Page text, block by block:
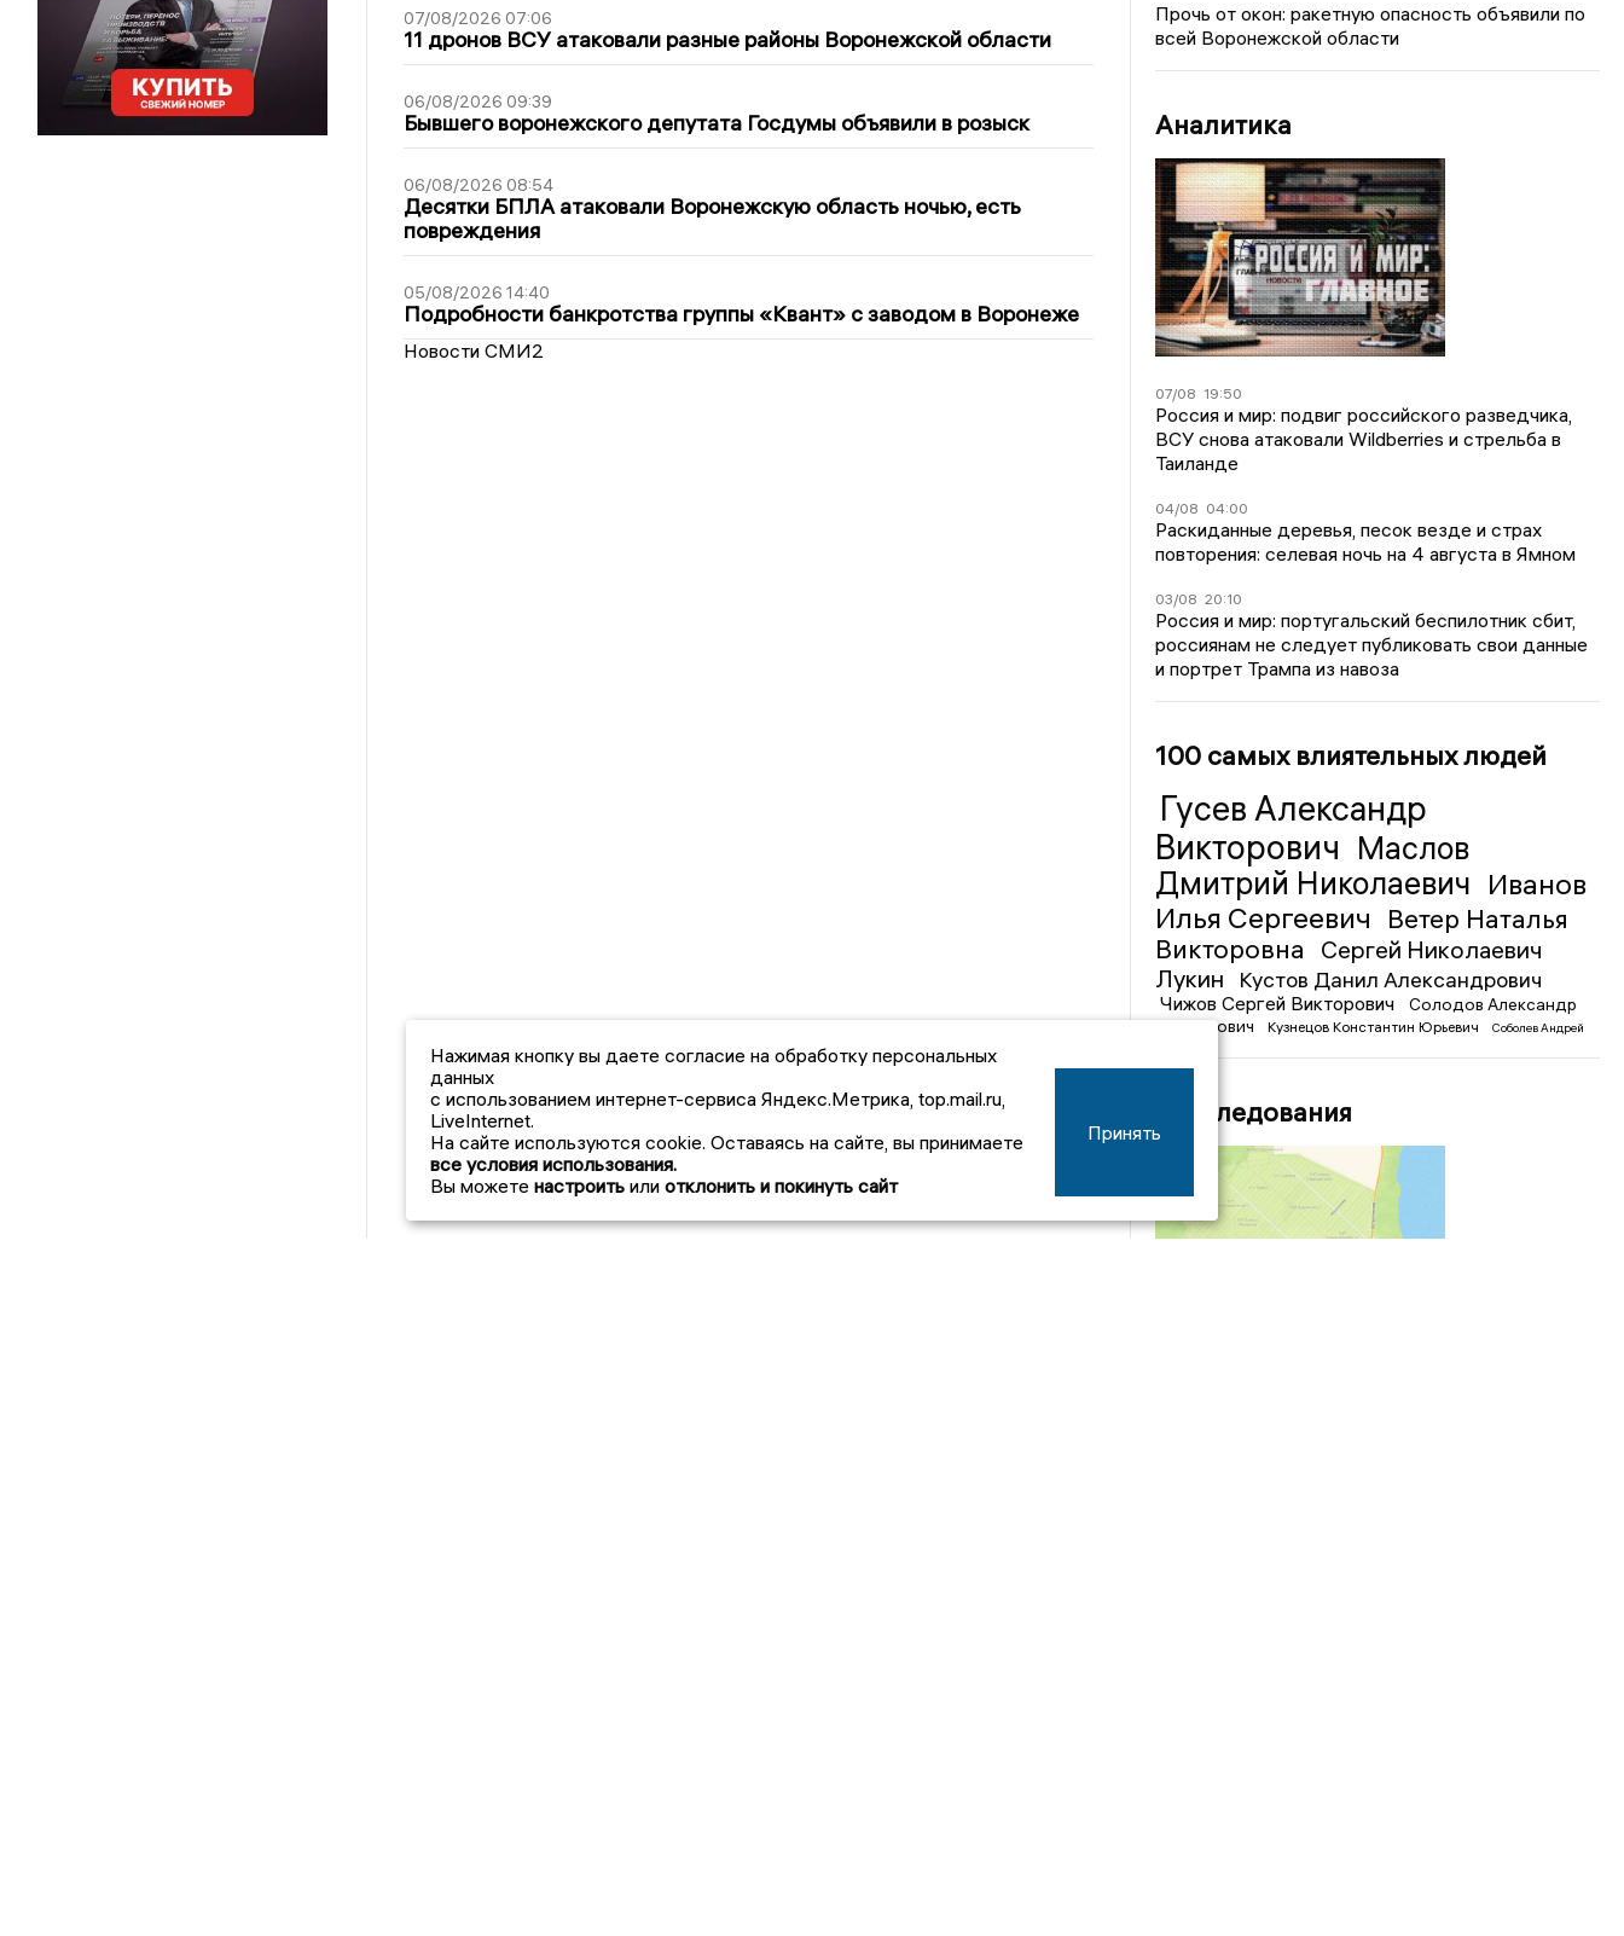
07/08/2026 07:06
11 дронов ВСУ атаковали разные районы Воронежской области
06/08/2026 09:39
Бывшего воронежского депутата Госдумы объявили в розыск
06/08/2026 08:54
Десятки БПЛА атаковали Воронежскую область ночью, есть
повреждения
05/08/2026 14:40
Подробности банкротства группы «Квант» с заводом в Воронеже
Новости СМИ2
Прочь от окон: ракетную опасность объявили по
всей Воронежской области
Аналитика
07/08 19:50
Россия и мир: подвиг российского разведчика,
ВСУ снова атаковали Wildberries и стрельба в
Таиланде
04/08 04:00
Раскиданные деревья, песок везде и страх
повторения: селевая ночь на 4 августа в Ямном
03/08 20:10
Россия и мир: португальский беспилотник сбит,
россиянам не следует публиковать свои данные
и портрет Трампа из навоза
100 самых влиятельных людей
Гусев Александр
Викторович Маслов
Дмитрий Николаевич Иванов
Илья Сергеевич
Ветер Наталья
Викторовна
Сергей Николаевич
Лукин
Кустов Данил Александрович
Чижов Сергей Викторович
Солодов Александр
Михайлович
Кузнецов Константин Юрьевич
Соболев Андрей
Расследования
Нажимая кнопку вы даете согласие на обработку персональных
данных
с использованием интернет-сервиса Яндекс.Метрика, top.mail.ru,
LiveInternet.
На сайте используются cookie. Оставаясь на сайте, вы принимаете
все условия использования.
Вы можете настроить или отклонить и покинуть сайт
Принять